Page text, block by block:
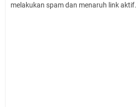
melakukan spam dan menaruh link aktif.